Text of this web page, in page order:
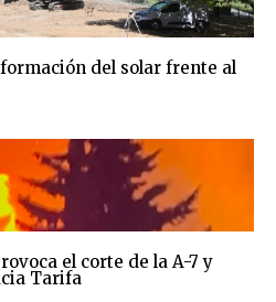
del solar frente al
el corte de la A-7 y
Tarifa